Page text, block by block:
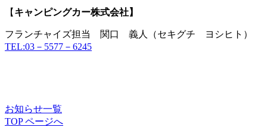
【 キャンピングカー株式会社】
フランチャイズ担当 関口 義人（セキグチ ヨシヒト）
TEL:03－5577－6245
お知らせ一覧
TOP ページへ